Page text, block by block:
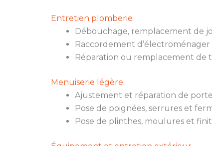
Entretien plomberie
Débouchage, remplacement de
Raccordement
Réparation ou remplacement de
Menuiserie légère
Ajustement et réparation de
Pose de poignées, serrures et
Pose de plinthes, moulures et